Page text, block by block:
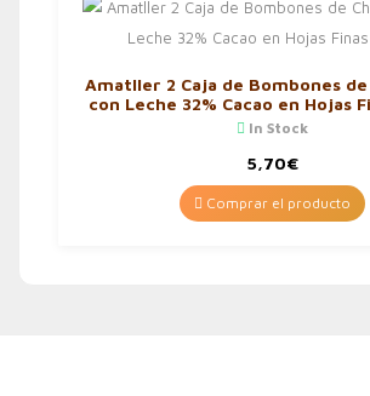
Amatller 2 Caja de Bombones
con Leche 32% Cacao en Hojas
In Stock
5,70€
Comprar el producto